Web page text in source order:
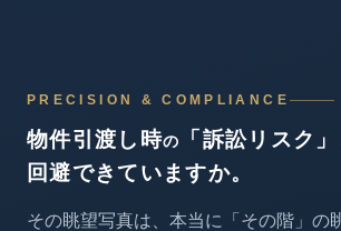
PRECISION & COMPLIANCE
物件引渡し時の
「訴訟リスク」
回避できていますか。
その眺望写真は、 本当に「その階」の